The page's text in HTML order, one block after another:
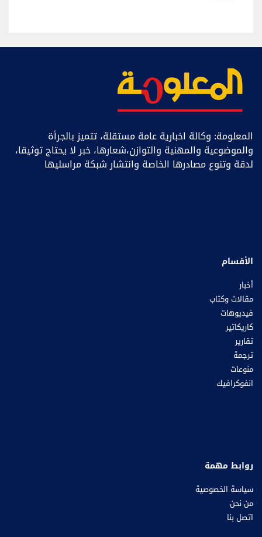
المعلومة: وكالة اخبارية عامة مستقلة، تتميز بالجرأة
والموضوعية والمهنية والتوازن،شعارها، خبر ﻻ يحتاج توثيقا،
لدقة وتنوع مصادرها الخاصة وانتشار شبكة مراسليها
الأقسام
أخبار
مقالات وكتاب
فيديوهات
كاريكاتير
تقارير
ترجمة
منوعات
انفوكرافيك
روابط مهمة
سياسة الخصوصية
من نحن
اتصل بنا